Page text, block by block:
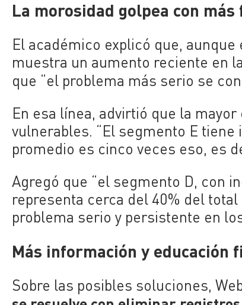
La morosidad golpea con
El académico explicó que,
muestra un aumento reciente en
que “el problema más serio se
En esa línea, advirtió que la
vulnerables. “El segmento E
promedio es cinco veces eso, es
Agregó que “el segmento D, con
representa cerca del 40% del
problema serio y persistente en
Más información y educación
Sobre las posibles soluciones,